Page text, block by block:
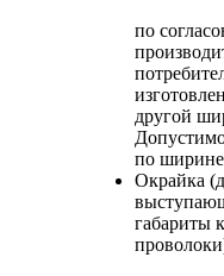
по
другой
по
Окрайка
габариты